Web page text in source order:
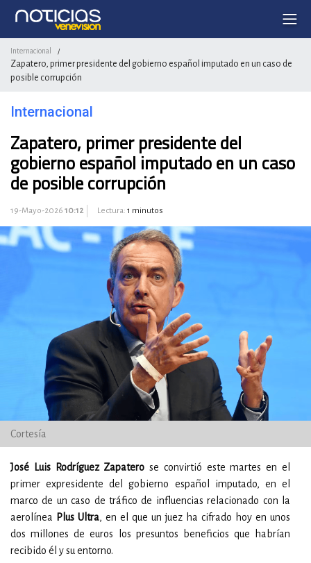
Internacional /
Zapatero, primer presidente del gobierno español imputado en un caso de
posible corrupción
Internacional
Zapatero, primer presidente del
gobierno español imputado en un caso
de posible corrupción
19-Mayo-2026 10:12 Lectura: 1 minutos
Cortesía
José Luis Rodríguez Zapatero se convirtió este martes en el
primer expresidente del gobierno español imputado, en el
marco de un caso de tráfico de influencias relacionado con la
aerolínea
Plus Ultra, en el que un juez ha cifrado hoy en unos
dos millones de euros los presuntos beneficios que habrían
recibido él y su entorno.